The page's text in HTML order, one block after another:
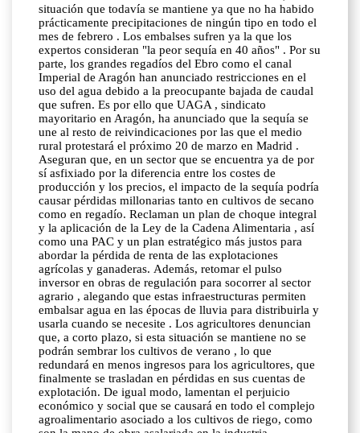
situación que todavía se mantiene ya que no ha habido
prácticamente precipitaciones de ningún tipo en todo el
mes de febrero . Los embalses sufren ya la que los
expertos consideran "la peor sequía en 40 años" . Por su
parte, los grandes regadíos del Ebro como el canal
Imperial de Aragón han anunciado restricciones en el
uso del agua debido a la preocupante bajada de caudal
que sufren. Es por ello que UAGA , sindicato
mayoritario en Aragón, ha anunciado que la sequía se
une al resto de reivindicaciones por las que el medio
rural protestará el próximo 20 de marzo en Madrid .
Aseguran que, en un sector que se encuentra ya de por
sí asfixiado por la diferencia entre los costes de
producción y los precios, el impacto de la sequía podría
causar pérdidas millonarias tanto en cultivos de secano
como en regadío. Reclaman un plan de choque integral
y la aplicación de la Ley de la Cadena Alimentaria , así
como una PAC y un plan estratégico más justos para
abordar la pérdida de renta de las explotaciones
agrícolas y ganaderas. Además, retomar el pulso
inversor en obras de regulación para socorrer al sector
agrario , alegando que estas infraestructuras permiten
embalsar agua en las épocas de lluvia para distribuirla y
usarla cuando se necesite . Los agricultores denuncian
que, a corto plazo, si esta situación se mantiene no se
podrán sembrar los cultivos de verano , lo que
redundará en menos ingresos para los agricultores, que
finalmente se trasladan en pérdidas en sus cuentas de
explotación. De igual modo, lamentan el perjuicio
económico y social que se causará en todo el complejo
agroalimentario asociado a los cultivos de riego, como